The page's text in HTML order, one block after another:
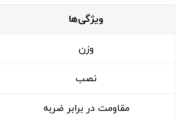
ویژگی‌ها
وزن
نصب
مقاومتدر برابر ضربه